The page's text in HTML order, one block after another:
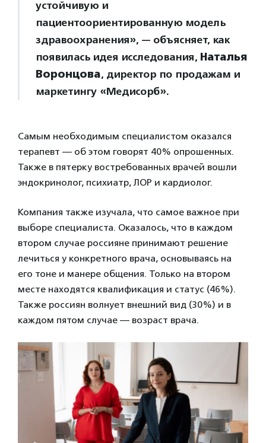
устойчивую и
пациентоориентированную модель
здравоохранения», — объясняет, как
появилась идея исследования, Наталья
Воронцова, директор по продажам и
маркетингу «Медисорб».
Самым необходимым специалистом оказался
терапевт — об этом говорят 40% опрошенных.
Также в пятерку востребованных врачей вошли
эндокринолог, психиатр, ЛОР и кардиолог.
Компания также изучала, что самое важное при
выборе специалиста. Оказалось, что в каждом
втором случае россияне принимают решение
лечиться у конкретного врача, основываясь на
его тоне и манере общения. Только на втором
месте находятся квалификация и статус (46%).
Также россиян волнует внешний вид (30%) и в
каждом пятом случае — возраст врача.